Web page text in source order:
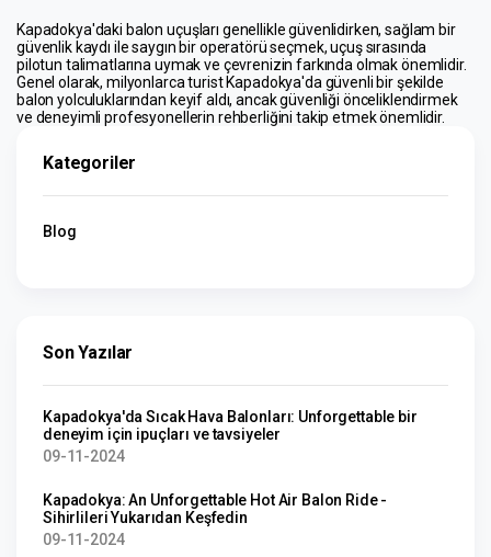
Kapadokya'daki balon uçuşları genellikle güvenlidirken, sağlam bir
güvenlik kaydı ile saygın bir operatörü seçmek, uçuş sırasında
pilotun talimatlarına uymak ve çevrenizin farkında olmak önemlidir.
Genel olarak, milyonlarca turist Kapadokya'da güvenli bir şekilde
balon yolculuklarından keyif aldı, ancak güvenliği önceliklendirmek
ve deneyimli profesyonellerin rehberliğini takip etmek önemlidir.
Kategoriler
Blog
Son Yazılar
Kapadokya'da Sıcak Hava Balonları: Unforgettable bir
deneyim için ipuçları ve tavsiyeler
09-11-2024
Kapadokya: An Unforgettable Hot Air Balon Ride -
Sihirlileri Yukarıdan Keşfedin
09-11-2024